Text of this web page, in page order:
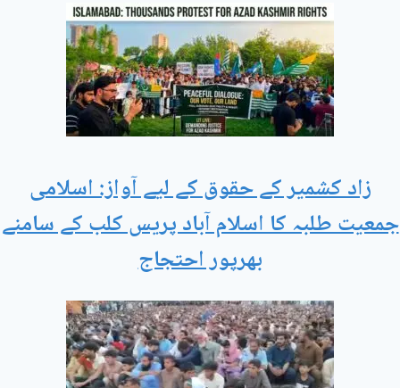
زاد کشمیر کے حقوق کے لیے آواز: اسلامی
جمعیت طلبہ کا اسلام آباد پریس کلب کے سامنے
بھرپور احتجاج